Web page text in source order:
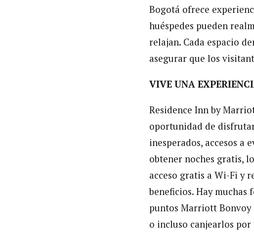
Bogotá ofrece
huéspedes pueden
relajan. Cada espacio
asegurar que los
VIVE UNA
Residence Inn by
oportunidad de
inesperados, accesos a
obtener noches gratis,
acceso gratis a Wi-Fi y
beneficios. Hay muchas
puntos Marriott Bonvoy
o incluso canjearlos